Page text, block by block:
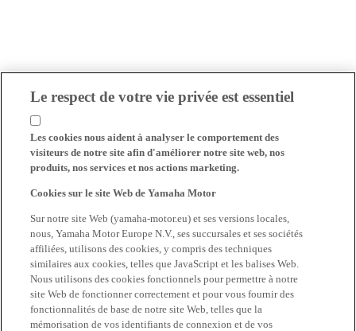
Le respect de votre vie privée est essentiel
Les cookies nous aident à analyser le comportement des
visiteurs de notre site afin d'améliorer notre site web, nos
produits, nos services et nos actions marketing.
Cookies sur le site Web de Yamaha Motor
Sur notre site Web (yamaha-motor.eu) et ses versions locales,
nous, Yamaha Motor Europe N.V., ses succursales et ses sociétés
affiliées, utilisons des cookies, y compris des techniques
similaires aux cookies, telles que JavaScript et les balises Web.
Nous utilisons des cookies fonctionnels pour permettre à notre
site Web de fonctionner correctement et pour vous fournir des
fonctionnalités de base de notre site Web, telles que la
mémorisation de vos identifiants de connexion et de vos